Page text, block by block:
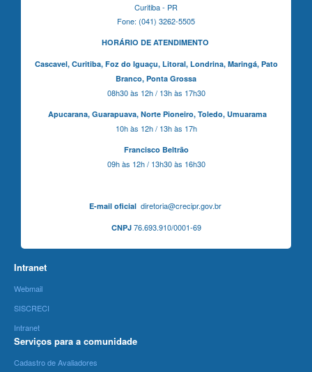
Curitiba - PR
Fone: (041) 3262-5505
HORÁRIO DE ATENDIMENTO
Cascavel, Curitiba,Foz do Iguaçu, Litoral, Londrina, Maringá, Pato
Branco, Ponta Grossa
08h30 às 12h / 13h às 17h30
Apucarana, Guarapuava, Norte Pioneiro, Toledo, Umuarama
10h às 12h / 13h às 17h
Francisco Beltrão
09h às 12h / 13h30 às 16h30
E-mail oficialdiretoria@crecipr.gov.br
CNPJ76.693.910/0001-69
Intranet
Webmail
SISCRECI
Intranet
Serviços para a comunidade
Cadastro de Avaliadores